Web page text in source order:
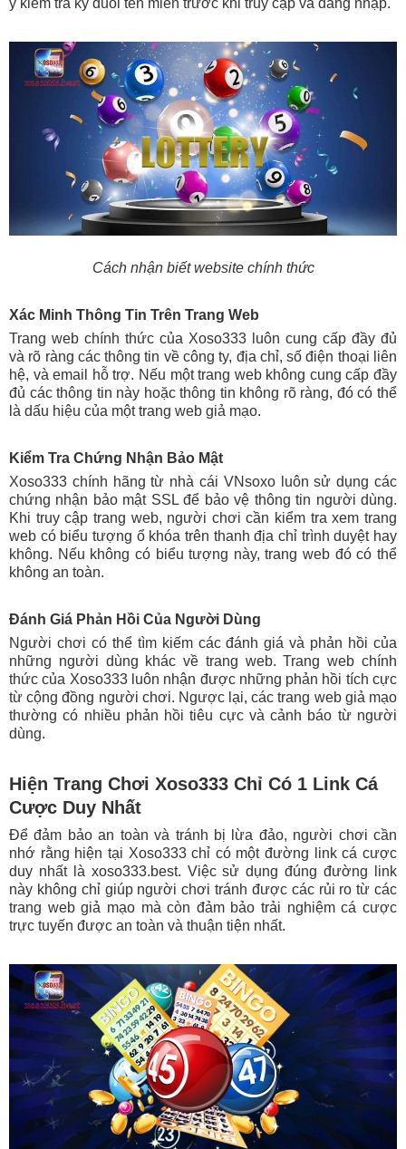
Cách nhận biết website chính thức
Xác Minh Thông Tin Trên Trang Web
Trang web chính thức của Xoso333 luôn cung cấp đầy đủ
và rõ ràng các thông tin về công ty, địa chỉ, số điện thoại liên
hệ, và email hỗ trợ. Nếu một trang web không cung cấp đầy
đủ các thông tin này hoặc thông tin không rõ ràng, đó có thể
là dấu hiệu của một trang web giả mạo.
Kiểm Tra Chứng Nhận Bảo Mật
Xoso333 chính hãng từ nhà cái VNsoxo luôn sử dụng các
chứng nhận bảo mật SSL để bảo vệ thông tin người dùng.
Khi truy cập trang web, người chơi cần kiểm tra xem trang
web có biểu tượng ổ khóa trên thanh địa chỉ trình duyệt hay
không. Nếu không có biểu tượng này, trang web đó có thể
không an toàn.
Đánh Giá Phản Hồi Của Người Dùng
Người chơi có thể tìm kiếm các đánh giá và phản hồi của
những người dùng khác về trang web. Trang web chính
thức của Xoso333 luôn nhận được những phản hồi tích cực
từ cộng đồng người chơi. Ngược lại, các trang web giả mạo
thường có nhiều phản hồi tiêu cực và cảnh báo từ người
dùng.
Hiện Trang Chơi Xoso333 Chỉ Có 1 Link Cá
Cược Duy Nhất
Để đảm bảo an toàn và tránh bị lừa đảo, người chơi cần
nhớ rằng hiện tại Xoso333 chỉ có một đường link cá cược
duy nhất là xoso333.best. Việc sử dụng đúng đường link
này không chỉ giúp người chơi tránh được các rủi ro từ các
trang web giả mạo mà còn đảm bảo trải nghiệm cá cược
trực tuyến được an toàn và thuận tiện nhất.